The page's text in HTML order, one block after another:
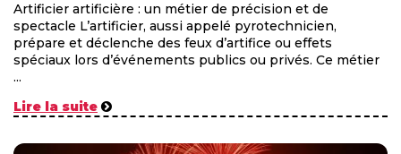
Artificier artificière : un métier de précision et de
spectacle L’artificier, aussi appelé pyrotechnicien,
prépare et déclenche des feux d’artifice ou effets
spéciaux lors d’événements publics ou privés. Ce métier
...
Lire la suite